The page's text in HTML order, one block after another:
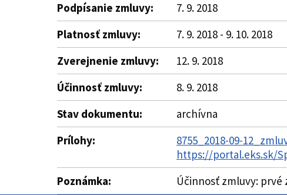
Podpísanie zmluvy:
7. 9. 2018
Platnosť zmluvy:
7. 9. 2018 - 9. 10. 2018
Zverejnenie zmluvy:
12. 9. 2018
Účinnosť zmluvy:
8. 9. 2018
Stav dokumentu:
archívna
Prílohy:
8755_2018-09-
https://portal.eks.sk/
Poznámka:
Účinnosť zmluvy: prvé